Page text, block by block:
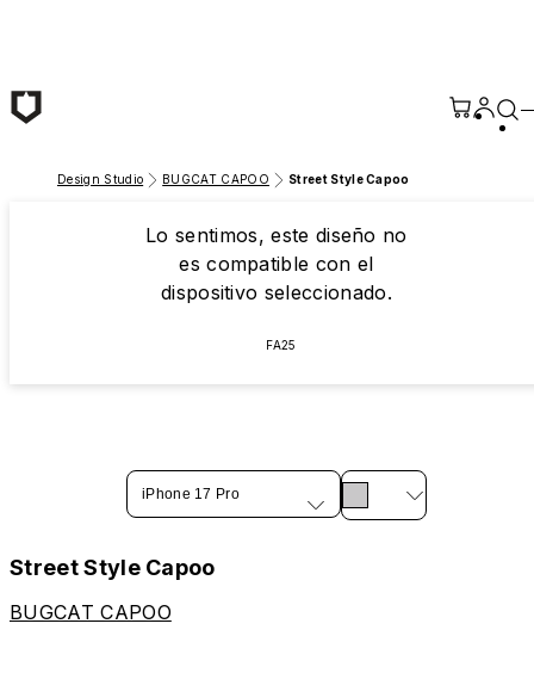
Design Studio BUGCAT CAPOO Street Style Capoo
Lo sentimos, este diseño no
es compatible con el
dispositivo seleccionado.
FA25
iPhone 17 Pro
Street Style Capoo
BUGCAT CAPOO